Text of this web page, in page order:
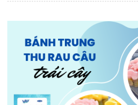
nội trợ tin dùng bởi đây là sản phẩm có
tự nhiên, đảm bảo an toàn cho sức
Bột Rau Câu, Rau Câu Sợi Nguyên